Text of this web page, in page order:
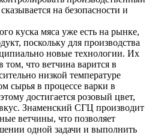
на безопасности и
куска мяса уже есть на рынке,
поскольку для производства
новые технологии. Их
том, что ветчина варится в
низкой температуре
сырья в процессе варки в
достигается розовый цвет,
Знаменский СГЦ производит
ветчины, что позволяет
одной задачи и выполнить